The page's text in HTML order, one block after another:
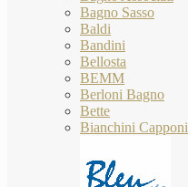
Bagno Sasso
Baldi
Bandini
Bellosta
BEMM
Berloni Bagno
Bette
Bianchini Capponi